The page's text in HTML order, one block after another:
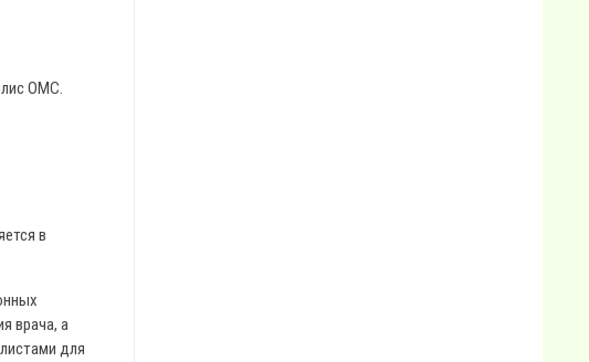
ОМС.
в
врача, а
для